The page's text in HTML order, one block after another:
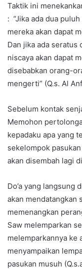
Taktik ini
: “Jika ada dua
mereka akan dapat
Dan jika ada seratus
niscaya akan dapat
disebabkan orang-
mengerti” (Q.s. Al
Sebelum kontak
Memohon
kepadaku apa yang
sekelompok
akan disembah lagi
Do’a yang langsung
akan mendatangkan
memenangkan
Saw melemparkan
melemparkannya ke
menyampaikan
pasukan musuh